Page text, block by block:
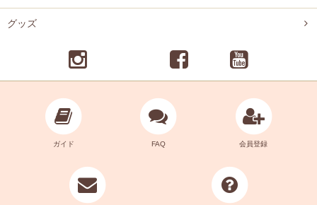
グッズ
ガイド FAQ 会員登録